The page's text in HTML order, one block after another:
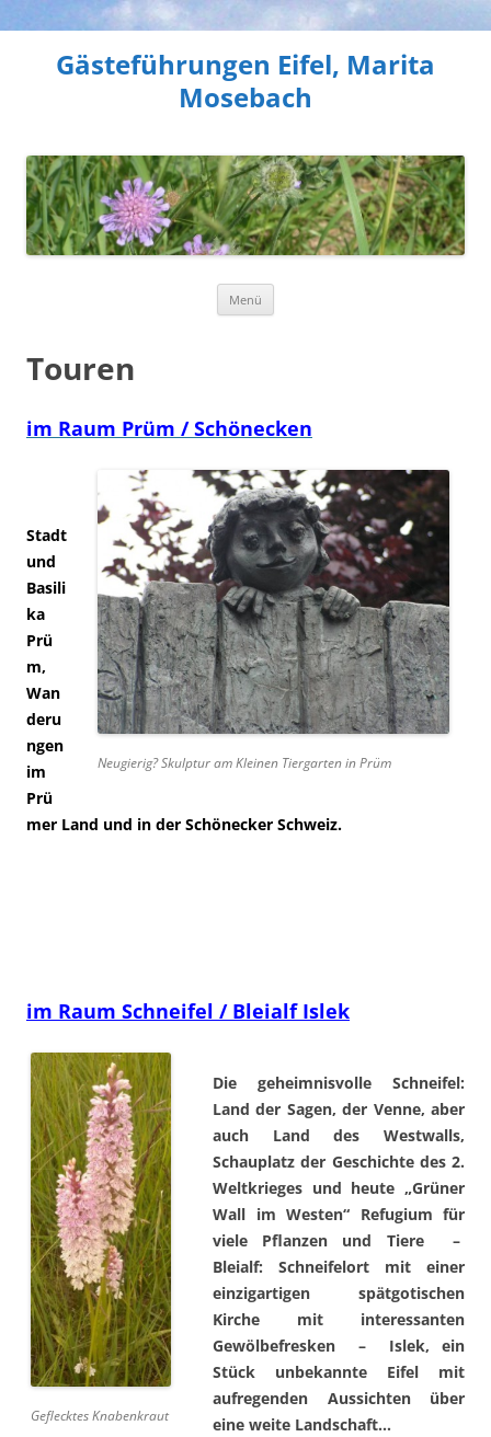
Gästeführungen Eifel, Marita
Mosebach
Menü
Touren
im Raum Prüm / Schönecken
Neugierig? Skulptur am Kleinen Tiergarten in Prüm
Stadt
und
Basili
ka
Prü
m,
Wan
deru
ngen
im
Prü
mer Land und in der Schönecker Schweiz.
im Raum Schneifel / Bleialf Islek
Geflecktes Knabenkraut
Die geheimnisvolle Schneifel:
Land der Sagen, der Venne, aber
auch Land des Westwalls,
Schauplatz der Geschichte des 2.
Weltkrieges und heute „Grüner
Wall im Westen“ Refugium für
viele Pflanzen und Tiere –
Bleialf: Schneifelort mit einer
einzigartigen spätgotischen
Kirche mit interessanten
Gewölbefresken – Islek, ein
Stück unbekannte Eifel mit
aufregenden Aussichten über
eine weite Landschaft…